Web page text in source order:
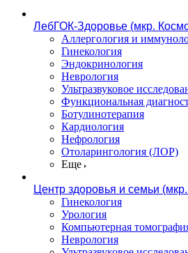
ЛебГОК-Здоровье (мкр.
Аллергология и
Гинекология
Эндокринология
Неврология
Ультразвуковое
Функциональная
Ботулинотерапия
Кардиология
Нефрология
Отоларингология (ЛОР)
Еще
Центр здоровья и семьи
Гинекология
Урология
Компьютерная
Неврология